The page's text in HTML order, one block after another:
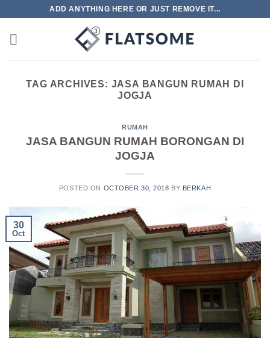
content
ADD ANYTHING HERE OR JUST REMOVE IT...
TAG ARCHIVES: JASA BANGUN RUMAH DI
JOGJA
RUMAH
JASA BANGUN RUMAH BORONGAN DI
JOGJA
POSTED ON OCTOBER 30, 2018 BY BERKAH
30
Oct